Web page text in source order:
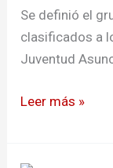
Se definió el
clasificados a
Juventud
Juventud
Leer más »